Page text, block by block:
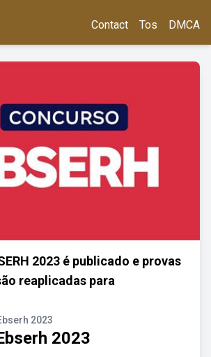
Contact Tos DMCA
2023 é publicado e provas
reaplicadas para
2023
2023